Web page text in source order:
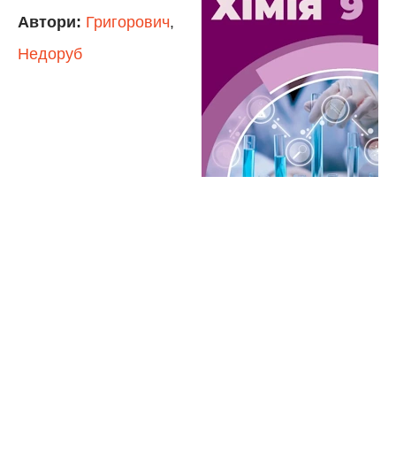
Автори: Григорович,
Недоруб